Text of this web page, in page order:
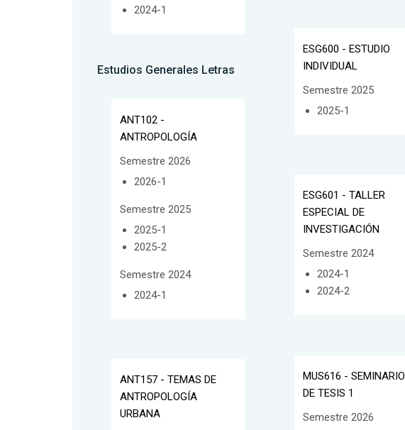
2024-1
Estudios Generales Letras
ANT102 -
ANTROPOLOGÍA
Semestre 2026
2026-1
Semestre 2025
2025-1
2025-2
Semestre 2024
2024-1
ANT157 - TEMAS DE
ANTROPOLOGÍA
URBANA
ESG600 - ESTUDIO
INDIVIDUAL
Semestre 2025
2025-1
ESG601 - TALLER
ESPECIAL DE
INVESTIGACIÓN
Semestre 2024
2024-1
2024-2
MUS616 - SEMINARIO
DE TESIS 1
Semestre 2026